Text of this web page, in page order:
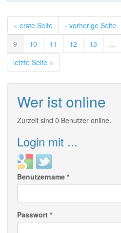
« erste Seite ‹ vorherige Seite
9
10 11 12 13 …
letzte Seite »
Wer ist online
Zurzeit sind 0 Benutzer online.
Login mit ...
Login
with
Google
Login
with
Twitter
Benutzername *
Passwort *